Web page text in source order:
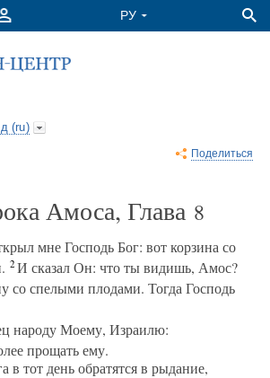
(ru)
Поделиться
Амоса, Глава 8
мне Господь Бог: вот корзина со
2И сказал Он: что ты видишь, Амос?
со спелыми плодами. Тогда Господь
народу Моему, Израилю:
прощать ему.
в тот день обратятся в рыдание,